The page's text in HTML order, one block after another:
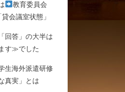
教育委員会
会議室状態」
回答」の大半は
す≫でした
生海外派遣研修
真実」とは